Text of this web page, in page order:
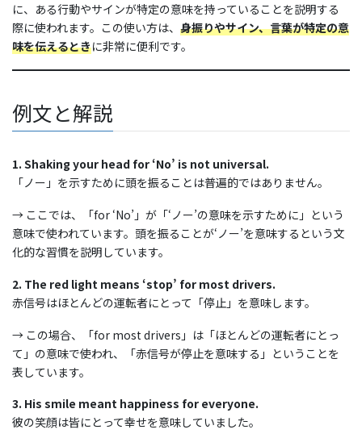
に、ある行動やサインが特定の意味を持っていることを説明する
際に使われます。この使い方は、 身振りやサイン、言葉が特定の意
味を伝えるときに非常に便利です。
例文と解説
1. Shaking your head for ‘No’ is not universal.
「ノー」を示すために頭を振ることは普遍的ではありません。
→ ここでは、「for ‘No’」が「‘ノー’の意味を示すために」という
意味で使われています。頭を振ることが‘ノー’を意味するという文
化的な習慣を説明しています。
2. The red light means ‘stop’ for most drivers.
赤信号はほとんどの運転者にとって「停止」を意味します。
→ この場合、「for most drivers」は「ほとんどの運転者にとっ
て」の意味で使われ、「赤信号が停止を意味する」ということを
表しています。
3. His smile meant happiness for everyone.
彼の笑顔は皆にとって幸せを意味していました。